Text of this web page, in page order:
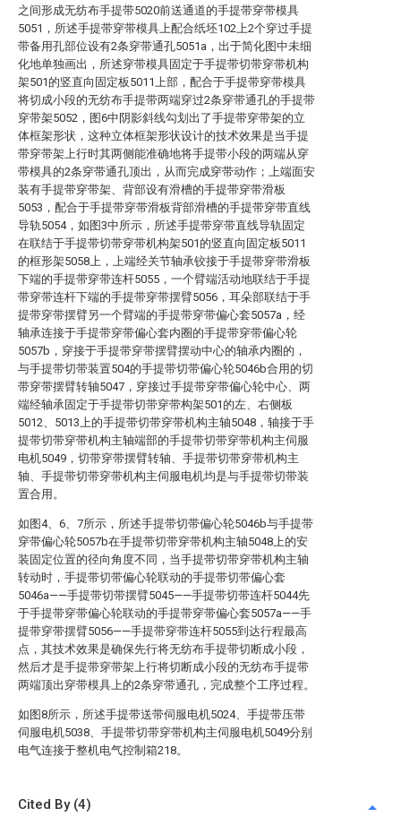
之间形成无纺布手提带5020前送通道的手提带穿带模具
5051，所述手提带穿带模具上配合纸坯102上2个穿过手提
带备用孔部位设有2条穿带通孔5051a，出于简化图中未细
化地单独画出，所述穿带模具固定于手提带切带穿带机构
架501的竖直向固定板5011上部，配合于手提带穿带模具
将切成小段的无纺布手提带两端穿过2条穿带通孔的手提带
穿带架5052，图6中阴影斜线勾划出了手提带穿带架的立
体框架形状，这种立体框架形状设计的技术效果是当手提
带穿带架上行时其两侧能准确地将手提带小段的两端从穿
带模具的2条穿带通孔顶出，从而完成穿带动作；上端面安
装有手提带穿带架、背部设有滑槽的手提带穿带滑板
5053，配合于手提带穿带滑板背部滑槽的手提带穿带直线
导轨5054，如图3中所示，所述手提带穿带直线导轨固定
在联结于手提带切带穿带机构架501的竖直向固定板5011
的框形架5058上，上端经关节轴承铰接于手提带穿带滑板
下端的手提带穿带连杆5055，一个臂端活动地联结于手提
带穿带连杆下端的手提带穿带摆臂5056，耳朵部联结于手
提带穿带摆臂另一个臂端的手提带穿带偏心套5057a，经
轴承连接于手提带穿带偏心套内圈的手提带穿带偏心轮
5057b，穿接于手提带穿带摆臂摆动中心的轴承内圈的，
与手提带切带装置504的手提带切带偏心轮5046b合用的切
带穿带摆臂转轴5047，穿接过手提带穿带偏心轮中心、两
端经轴承固定于手提带切带穿带构架501的左、右侧板
5012、5013上的手提带切带穿带机构主轴5048，轴接于手
提带切带穿带机构主轴端部的手提带切带穿带机构主伺服
电机5049，切带穿带摆臂转轴、手提带切带穿带机构主
轴、手提带切带穿带机构主伺服电机均是与手提带切带装
置合用。
如图4、6、7所示，所述手提带切带偏心轮5046b与手提带
穿带偏心轮5057b在手提带切带穿带机构主轴5048上的安
装固定位置的径向角度不同，当手提带切带穿带机构主轴
转动时，手提带切带偏心轮联动的手提带切带偏心套
5046a——手提带切带摆臂5045——手提带切带连杆5044先
于手提带穿带偏心轮联动的手提带穿带偏心套5057a——手
提带穿带摆臂5056——手提带穿带连杆5055到达行程最高
点，其技术效果是确保先行将无纺布手提带切断成小段，
然后才是手提带穿带架上行将切断成小段的无纺布手提带
两端顶出穿带模具上的2条穿带通孔，完成整个工序过程。
如图8所示，所述手提带送带伺服电机5024、手提带压带
伺服电机5038、手提带切带穿带机构主伺服电机5049分别
电气连接于整机电气控制箱218。
Cited By (4)